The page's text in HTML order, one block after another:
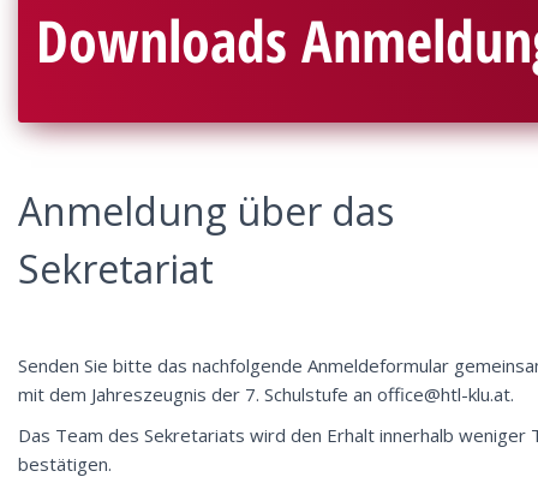
Downloads
Anmeldung über das
Sekretariat
Senden Sie bitte das nachfolgende Anmeldeformular
mit dem Jahreszeugnis der 7. Schulstufe an office@htl-klu.at.
Das Team des Sekretariats wird den Erhalt innerhalb weniger
bestätigen.